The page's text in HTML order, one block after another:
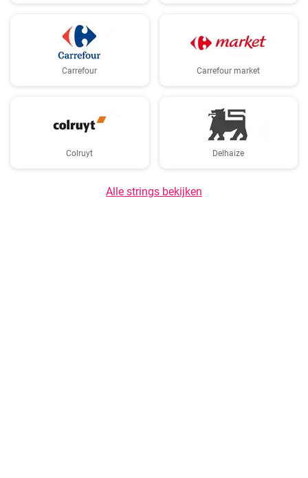
Carrefour Carrefour market
Colruyt Delhaize
Alle strings bekijken